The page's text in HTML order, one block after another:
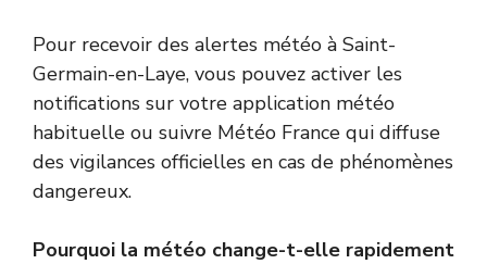
Pour recevoir des alertes météo à Saint-
Germain-en-Laye, vous pouvez activer les
notifications sur votre application météo
habituelle ou suivre Météo France qui diffuse
des vigilances officielles en cas de phénomènes
dangereux.
Pourquoi la météo change-t-elle rapidement